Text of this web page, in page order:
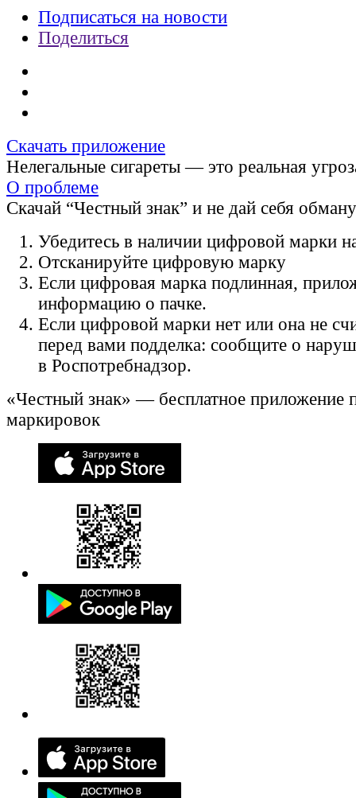
Подписаться на новости
Поделиться
Скачать приложение
Нелегальные сигареты — это реальная
О проблеме
Скачай “Честный знак” и не дай себя
Убедитесь в наличии цифровой марки
Отсканируйте цифровую марку
Если цифровая марка подлинная,
информацию о пачке.
Если цифровой марки нет или она не
перед вами подделка: сообщите о
в Роспотребнадзор.
«Честный знак» — бесплатное приложение
маркировок